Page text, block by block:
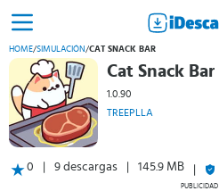
HOME/SIMULACIÓN/CAT SNACK BAR
Cat Snack Bar
1.0.90
TREEPLLA
0 9 descargas 145.9 MB
PUBLICIDAD